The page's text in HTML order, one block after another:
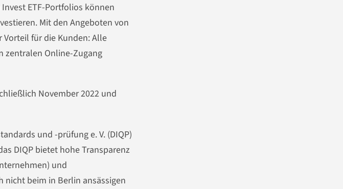
ETF-Portfolios können
Mit den Angeboten von
Vorteil für die Kunden: Alle
zentralen Online-Zugang
November 2022 und
und -prüfung e. V. (DIQP)
DIQP bietet hohe Transparenz
und
nicht beim in Berlin ansässigen